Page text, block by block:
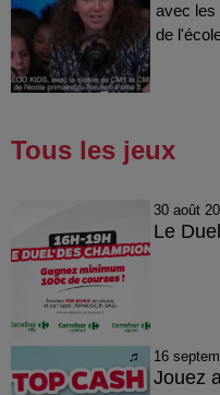
avec les
de
Tous les jeux
30 août
Le
16
Jouez